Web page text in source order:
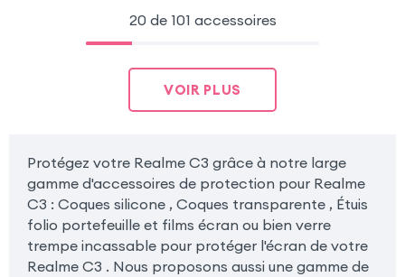
20 de 101 accessoires
VOIR PLUS
Protégez votre Realme C3 grâce à notre large
gamme d'accessoires de protection pour Realme
C3 : Coques silicone , Coques transparente , Étuis
folio portefeuille et films écran ou bien verre
trempe incassable pour protéger l'écran de votre
Realme C3 . Nous proposons aussi une gamme de